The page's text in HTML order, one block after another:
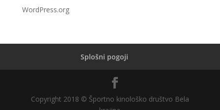
WordPress.org
Splošni pogoji
Copyright 2018 © Športno kinološko društvo Bela